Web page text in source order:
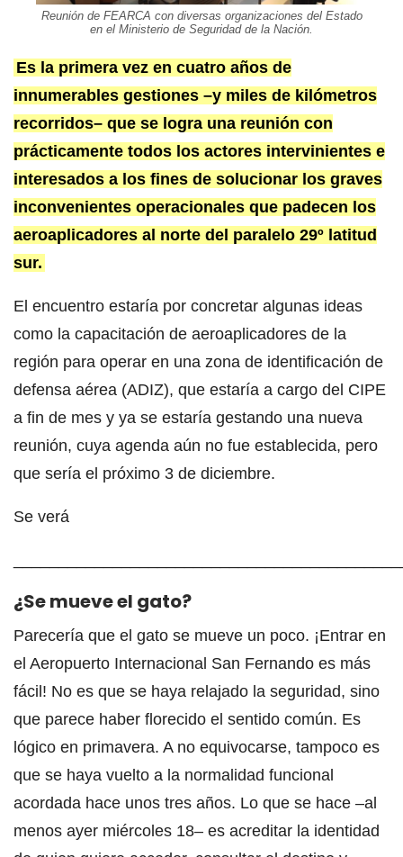
Reunión de FEARCA con diversas organizaciones del Estado
en el Ministerio de Seguridad de la Nación.
Es la primera vez en cuatro años de
innumerables gestiones –y miles de kilómetros
recorridos– que se logra una reunión con
prácticamente todos los actores intervinientes e
interesados a los fines de solucionar los graves
inconvenientes operacionales que padecen los
aeroaplicadores al norte del paralelo 29º latitud
sur.
El encuentro estaría por concretar algunas ideas
como la capacitación de aeroaplicadores de la
región para operar en una zona de identificación de
defensa aérea (ADIZ), que estaría a cargo del CIPE
a fin de mes y ya se estaría gestando una nueva
reunión, cuya agenda aún no fue establecida, pero
que sería el próximo 3 de diciembre.
Se verá
¿Se mueve el gato?
Parecería que el gato se mueve un poco. ¡Entrar en
el Aeropuerto Internacional San Fernando es más
fácil! No es que se haya relajado la seguridad, sino
que parece haber florecido el sentido común. Es
lógico en primavera. A no equivocarse, tampoco es
que se haya vuelto a la normalidad funcional
acordada hace unos tres años. Lo que se hace –al
menos ayer miércoles 18– es acreditar la identidad